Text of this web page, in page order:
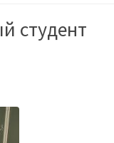
студент